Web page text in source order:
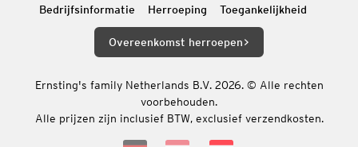
Bedrijfsinformatie
Herroeping Toegankelijkheid
Overeenkomst herroepen
Ernsting's family Netherlands B.V. 2026. © Alle rechten
voorbehouden.
Alle prijzen zijn inclusief BTW, exclusief verzendkosten.